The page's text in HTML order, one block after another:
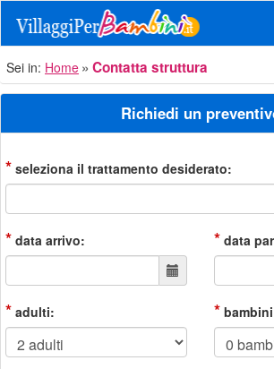
Sei in: Home Contatta struttura
Richiedi un
* seleziona il trattamento desiderato:
* data arrivo: * data
* adulti: *